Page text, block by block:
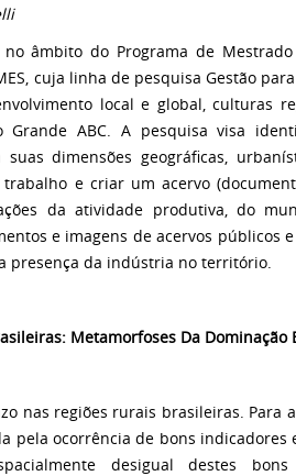
âmbito do Programa de
cuja linha de pesquisa Gestão
local e global, culturas
Grande ABC. A pesquisa visa
dimensões geográficas,
e criar um acervo
da atividade produtiva, do
e imagens de acervos públicos
presença da indústria no território.
Metamorfoses Da Dominação
nas regiões rurais brasileiras. Para
pela ocorrência de bons indicadores
desigual destes